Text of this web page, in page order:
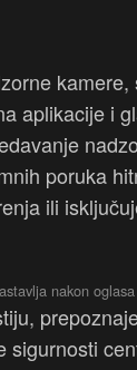
aplikacije i
poruka
ili